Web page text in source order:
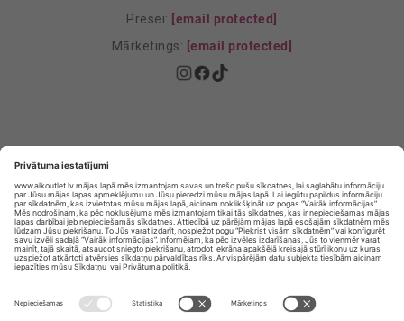
Presei: [email protected]
Mārketings: [email protected]
Privātuma Iestatījumi
E-veikala lietošanas noteikumi